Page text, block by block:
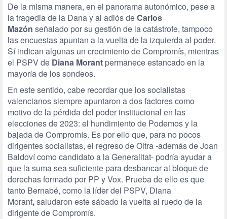
De la misma manera, en el panorama autonómico, pese a
la tragedia de la Dana y al adiós deCarlos
Mazón señalado por su gestión de la catástrofe, tampoco
las encuestas apuntan a la vuelta de la izquierda al poder.
Sí indican algunas un crecimiento de Compromís, mientras
el PSPV de Diana Morant permanece estancado en la
mayoría de los sondeos.
En este sentido, cabe recordar que los socialistas
valencianos siempre apuntaron a dos factores como
motivo de la pérdida del poder institucional en las
elecciones de 2023: el hundimiento de Podemos y la
bajada de Compromís. Es por ello que, para no pocos
dirigentes socialistas, el regreso de Oltra -además de Joan
Baldoví como candidato a la Generalitat- podría ayudar a
que la suma sea suficiente para desbancar al bloque de
derechas formado por PP y Vox. Prueba de ello es que
tanto Bernabé, como la líder del PSPV, Diana
Morant,saludaron este sábado la vuelta al ruedo de la
dirigente de Compromís.